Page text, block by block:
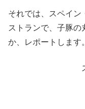
それでは、スペイ
ストランで、子豚
か、レポートします